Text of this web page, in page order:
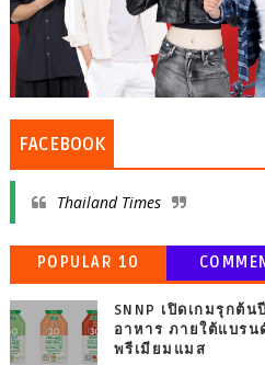
FACEBOOK
Thailand Times
POPULAR 10
SNNP เปิดเกมรุกต้
อาหาร ภายใต้แบรน
พรีเมียมแมส